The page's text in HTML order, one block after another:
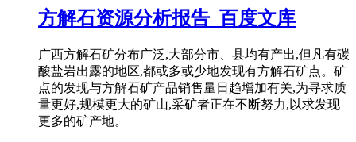
方解石资源分析报告_百度文库
广西方解石矿分布广泛,大部分市、县均有产出,但凡有碳
酸盐岩出露的地区,都或多或少地发现有方解石矿点。矿
点的发现与方解石矿产品销售量日趋增加有关,为寻求质
量更好,规模更大的矿山,采矿者正在不断努力,以求发现
更多的矿产地。